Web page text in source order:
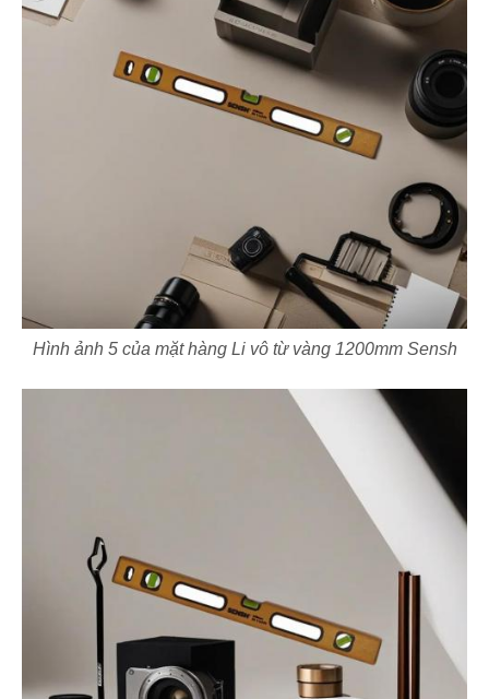
Hình ảnh 5 của mặt hàng Li vô từ vàng 1200mm Sensh